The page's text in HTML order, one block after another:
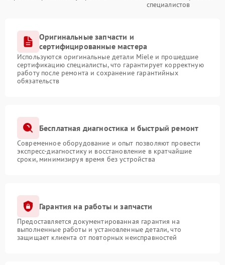
специалистов
Оригинальные запчасти и
сертифицированные мастера
Используются оригинальные детали Miele и прошедшие
сертификацию специалисты, что гарантирует корректную
работу после ремонта и сохранение гарантийных
обязательств
Бесплатная диагностика и быстрый ремонт
Современное оборудование и опыт позволяют провести
экспресс-диагностику и восстановление в кратчайшие
сроки, минимизируя время без устройства
Гарантия на работы и запчасти
Предоставляется документированная гарантия на
выполненные работы и установленные детали, что
защищает клиента от повторных неисправностей